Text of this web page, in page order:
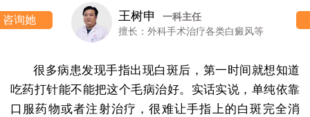
王树申
一科主任
擅长：外科手术治疗各类白癜风等
很多病患发现手指出现白斑后，第一时间就想知道
吃药打针能不能把这个毛病治好。实话实说，单纯依靠
口服药物或者注射治疗，很难让手指上的白斑完全消